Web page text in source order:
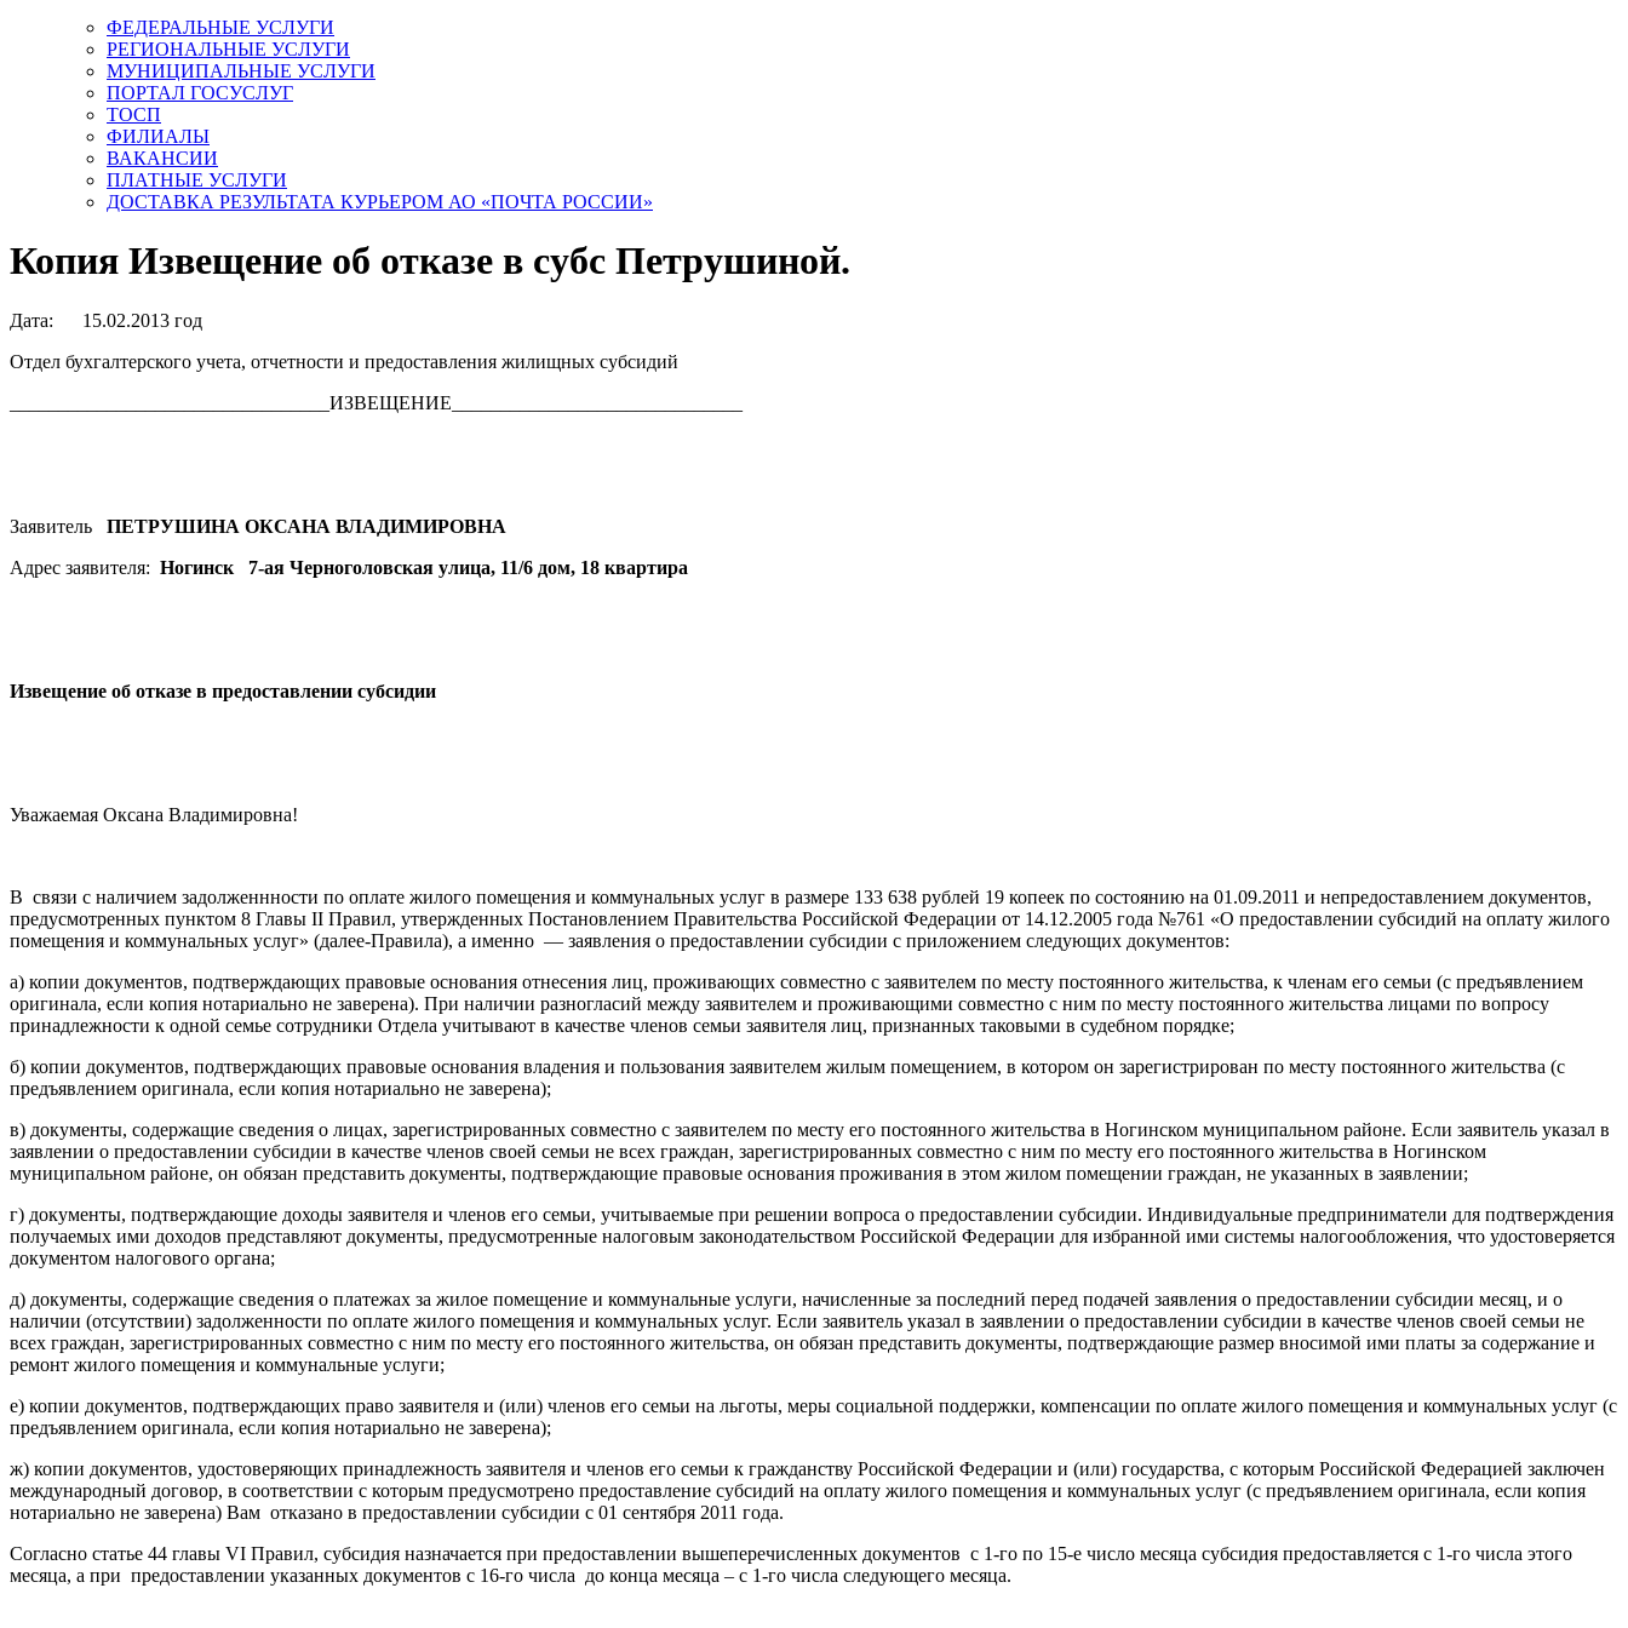
ФЕДЕРАЛЬНЫЕ УСЛУГИ
РЕГИОНАЛЬНЫЕ УСЛУГИ
МУНИЦИПАЛЬНЫЕ УСЛУГИ
ПОРТАЛ ГОСУСЛУГ
ТОСП
ФИЛИАЛЫ
ВАКАНСИИ
ПЛАТНЫЕ УСЛУГИ
ДОСТАВКА РЕЗУЛЬТАТА КУРЬЕРОМ АО «ПОЧТА РОССИИ»
Копия Извещение об отказе в субс Петрушиной.
Дата: 15.02.2013 год
Отдел бухгалтерского учета, отчетности и предоставления жилищных субсидий
_________________________________ИЗВЕЩЕНИЕ______________________________
Заявитель ПЕТРУШИНА ОКСАНА ВЛАДИМИРОВНА
Адрес заявителя: Ногинск 7-ая Черноголовская улица, 11/6 дом, 18 квартира
Извещение об отказе в предоставлении субсидии
Уважаемая Оксана Владимировна!
В связи с наличием задолженнности по оплате жилого помещения и коммунальных услуг в размере 133 638 рублей 19 копеек по состоянию на 01.09.2011 и непредоставлением документов,
предусмотренных пунктом 8 Главы II Правил, утвержденных Постановлением Правительства Российской Федерации от 14.12.2005 года №761 «О предоставлении субсидий на оплату жилого
помещения и коммунальных услуг» (далее-Правила), а именно — заявления о предоставлении субсидии с приложением следующих документов:
а) копии документов, подтверждающих правовые основания отнесения лиц, проживающих совместно с заявителем по месту постоянного жительства, к членам его семьи (с предъявлением
оригинала, если копия нотариально не заверена). При наличии разногласий между заявителем и проживающими совместно с ним по месту постоянного жительства лицами по вопросу
принадлежности к одной семье сотрудники Отдела учитывают в качестве членов семьи заявителя лиц, признанных таковыми в судебном порядке;
б) копии документов, подтверждающих правовые основания владения и пользования заявителем жилым помещением, в котором он зарегистрирован по месту постоянного жительства (с
предъявлением оригинала, если копия нотариально не заверена);
в) документы, содержащие сведения о лицах, зарегистрированных совместно с заявителем по месту его постоянного жительства в Ногинском муниципальном районе. Если заявитель указал в
заявлении о предоставлении субсидии в качестве членов своей семьи не всех граждан, зарегистрированных совместно с ним по месту его постоянного жительства в Ногинском
муниципальном районе, он обязан представить документы, подтверждающие правовые основания проживания в этом жилом помещении граждан, не указанных в заявлении;
г) документы, подтверждающие доходы заявителя и членов его семьи, учитываемые при решении вопроса о предоставлении субсидии. Индивидуальные предприниматели для подтверждения
получаемых ими доходов представляют документы, предусмотренные налоговым законодательством Российской Федерации для избранной ими системы налогообложения, что удостоверяется
документом налогового органа;
д) документы, содержащие сведения о платежах за жилое помещение и коммунальные услуги, начисленные за последний перед подачей заявления о предоставлении субсидии месяц, и о
наличии (отсутствии) задолженности по оплате жилого помещения и коммунальных услуг. Если заявитель указал в заявлении о предоставлении субсидии в качестве членов своей семьи не
всех граждан, зарегистрированных совместно с ним по месту его постоянного жительства, он обязан представить документы, подтверждающие размер вносимой ими платы за содержание и
ремонт жилого помещения и коммунальные услуги;
е) копии документов, подтверждающих право заявителя и (или) членов его семьи на льготы, меры социальной поддержки, компенсации по оплате жилого помещения и коммунальных услуг (с
предъявлением оригинала, если копия нотариально не заверена);
ж) копии документов, удостоверяющих принадлежность заявителя и членов его семьи к гражданству Российской Федерации и (или) государства, с которым Российской Федерацией заключен
международный договор, в соответствии с которым предусмотрено предоставление субсидий на оплату жилого помещения и коммунальных услуг (с предъявлением оригинала, если копия
нотариально не заверена) Вам отказано в предоставлении субсидии с 01 сентября 2011 года.
Согласно статье 44 главы VІ Правил, субсидия назначается при предоставлении вышеперечисленных документов с 1-го по 15-е число месяца субсидия предоставляется с 1-го числа этого
месяца, а при предоставлении указанных документов с 16-го числа до конца месяца – с 1-го числа следующего месяца.